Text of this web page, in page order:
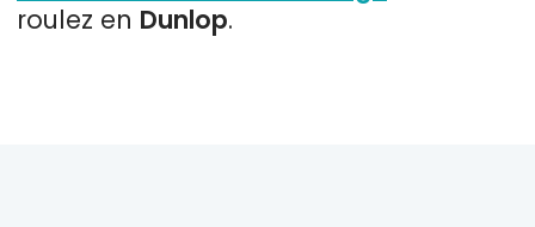
roulez en Dunlop.